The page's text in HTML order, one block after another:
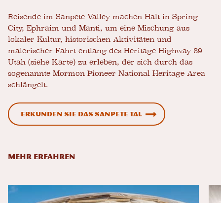
Reisende im Sanpete Valley machen Halt in Spring
City, Ephraim und Manti, um eine Mischung aus
lokaler Kultur, historischen Aktivitäten und
malerischer Fahrt entlang des Heritage Highway 89
Utah (siehe Karte) zu erleben, der sich durch das
sogenannte Mormon Pioneer National Heritage Area
schlängelt.
Erkunden Sie das Sanpete Tal
MEHR ERFAHREN